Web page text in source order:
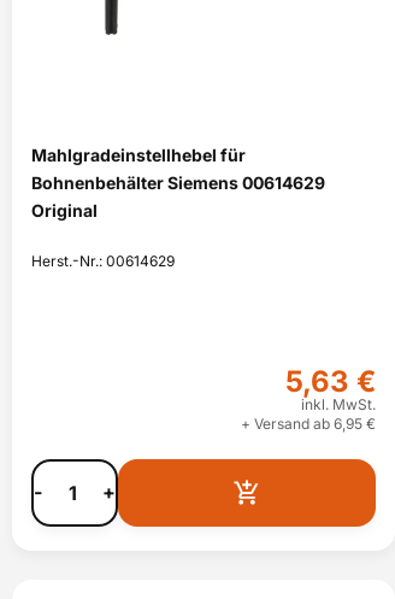
Mahlgradeinstellhebel für
Bohnenbehälter Siemens 00614629
Original
Herst.-Nr.: 00614629
5,63 €
inkl. MwSt.
+ Versand ab 6,95 €
- +